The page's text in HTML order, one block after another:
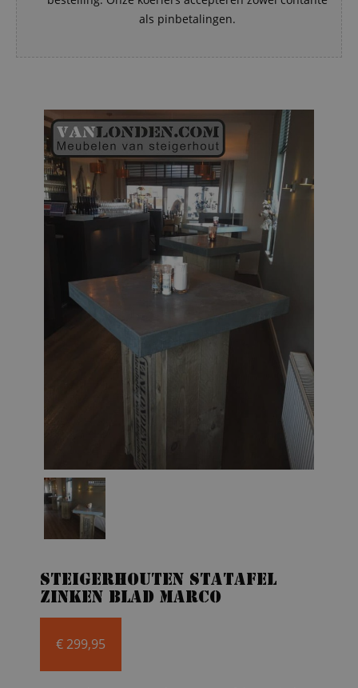
als pinbetalingen.
Steigerhouten statafel
zinken blad Marco
€299,95